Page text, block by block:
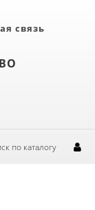
связь
по каталогу